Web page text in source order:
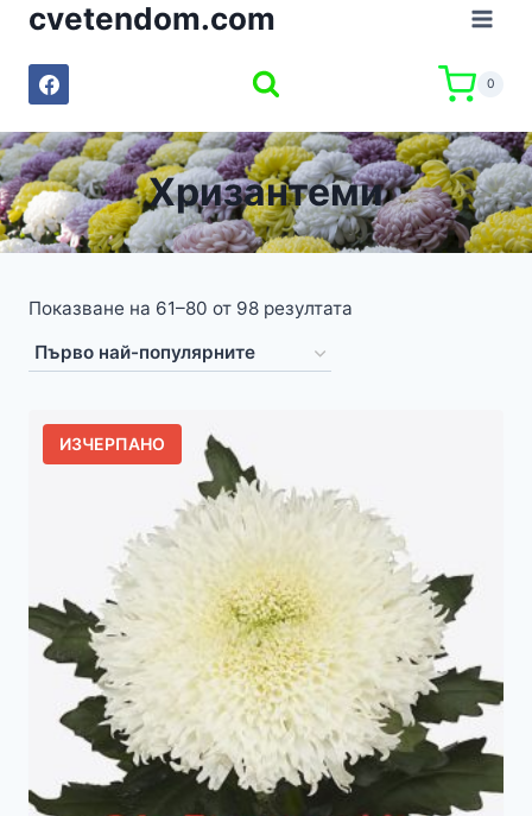
Къмcvetendom.com
0
Хризантеми
Показване на 61–80 от 98 резултата
ИЗЧЕРПАНО